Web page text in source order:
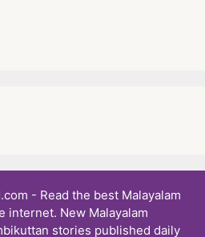
- Read the best Malayalam
internet. New Malayalam
stories published daily